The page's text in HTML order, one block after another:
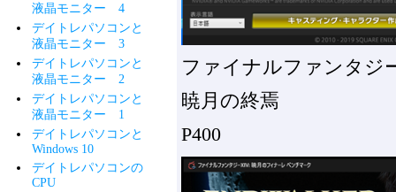
液晶モニター 4
デイトレパソコンと
液晶モニター 3
デイトレパソコンと
液晶モニター 2
デイトレパソコンと
液晶モニター 1
デイトレパソコンと
Windows 10
デイトレパソコンの
CPU
ファイナルファンタジ
暁月の終焉
P400